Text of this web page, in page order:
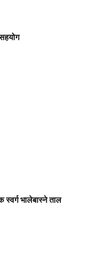
सहयोग
स्वर्ग भालेबास्ने ताल